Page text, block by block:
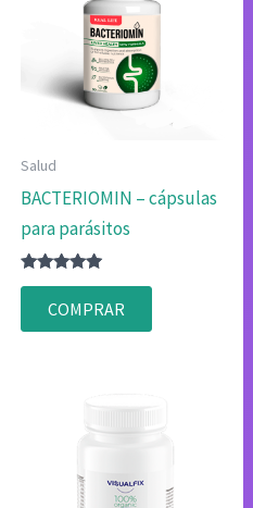
Salud
BACTERIOMIN – cápsulas
para parásitos
Valorado
4.80
de 5
COMPRAR